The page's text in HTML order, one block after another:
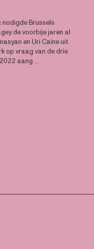
nodigde Brussels
de voorbije jaren al
en Uri Caine uit.
op vraag van de drie
aang ...